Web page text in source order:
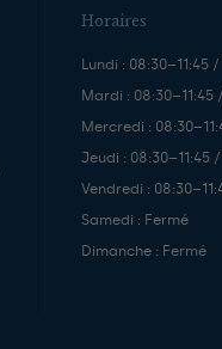
Horaires
Lundi : 08:30–11:45 /
Mardi : 08:30–11:45
Mercredi :
Jeudi : 08:30–11:45 /
Vendredi :
Samedi : Fermé
Dimanche : Fermé